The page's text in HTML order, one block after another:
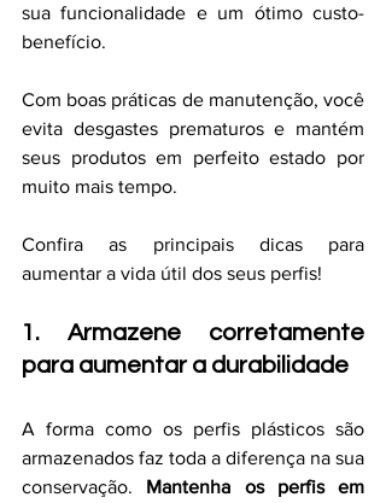
sua funcionalidade e um ótimo custo-
benefício.
Com boas práticas de manutenção, você
evita desgastes prematuros e mantém
seus produtos em perfeito estado por
muito mais tempo.
Confira as principais dicas para
aumentar a vida útil dos seus perfis!
1. Armazene corretamente
para aumentar a durabilidade
A forma como os perfis plásticos são
armazenados faz toda a diferença na sua
conservação. Mantenha os perfis em